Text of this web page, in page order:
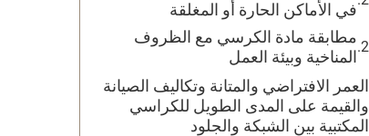
في الأماكن الحارة أو المغلقة
مطابقة مادة الكرسي مع الظروف
المناخية وبيئة العمل
العمر الافتراضي والمتانة وتكاليف الصيانة
والقيمة على المدى الطويل للكراسي
المكتبية بين الشبكة والجلود